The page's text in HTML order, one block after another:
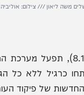
משה ליאון /// צילום: אוליביה
החל ממחר (ד', 8.11), תפעל
כרגיל ללא כל
החדשות של פיקוד